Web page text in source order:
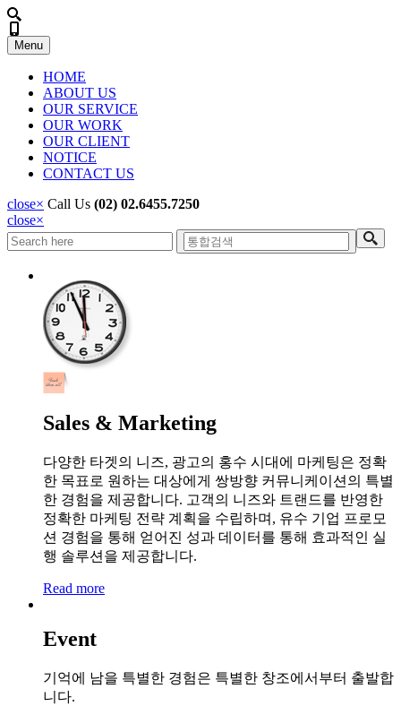
Menu
HOME
ABOUT US
OUR SERVICE
OUR WORK
OUR CLIENT
NOTICE
CONTACT US
close× Call Us (02) 02.6455.7250
close×
Sales & Marketing
다양한 타겟의 니즈, 광고의 홍수 시대에 마케팅은 정확
한 목표로 원하는 대상에게 쌍방향 커뮤니케이션의 특별
한 경험을 제공합니다. 고객의 니즈와 트랜드를 반영한
정확한 마케팅 전략 계획을 수립하며, 유수 기업 프로모
션 경험을 통해 얻어진 성과 데이터를 통해 효과적인 실
행 솔루션을 제공합니다.
Read more
Event
기억에 남을 특별한 경험은 특별한 창조에서부터 출발합
니다.